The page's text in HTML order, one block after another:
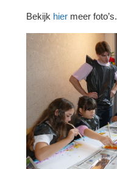
Bekijk hier meer foto’s.